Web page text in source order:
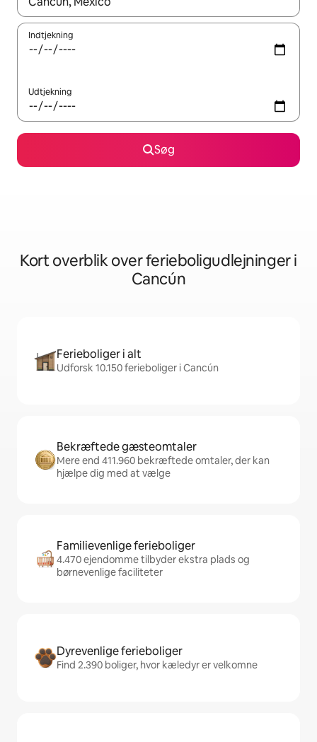
Indtjekning
Udtjekning
Søg
Kort overblik over ferieboligudlejninger i
Cancún
Ferieboliger i alt
Udforsk 10.150 ferieboliger i Cancún
Bekræftede gæsteomtaler
Mere end 411.960 bekræftede omtaler, der kan
hjælpe dig med at vælge
Familievenlige ferieboliger
4.470 ejendomme tilbyder ekstra plads og
børnevenlige faciliteter
Dyrevenlige ferieboliger
Find 2.390 boliger, hvor kæledyr er velkomne